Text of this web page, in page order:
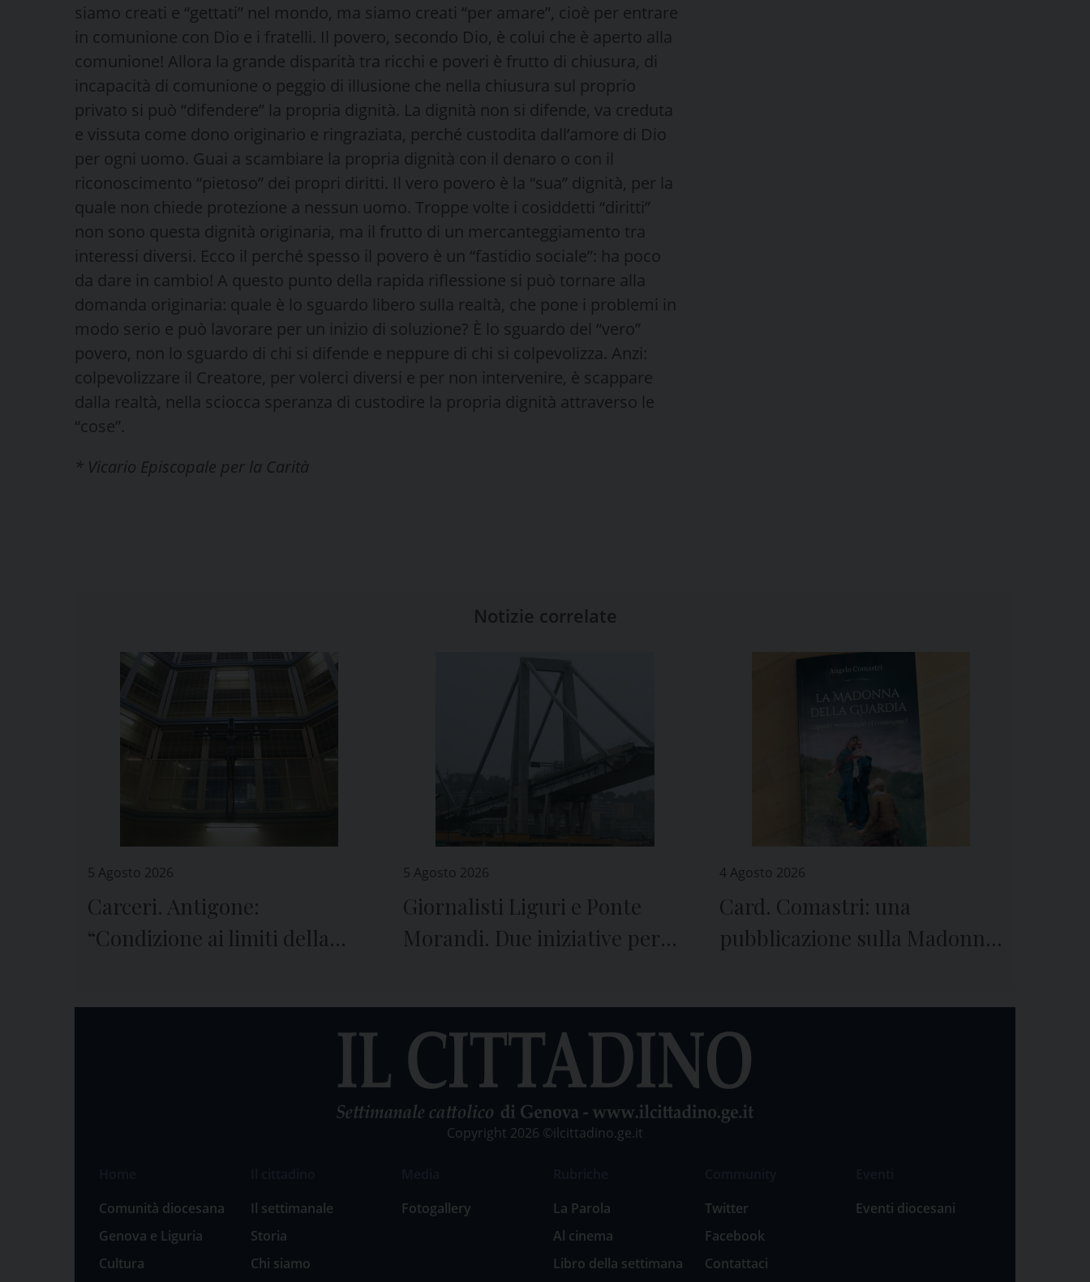
siamo creati e “gettati” nel mondo, ma siamo creati “per amare”, cioè per entrare
in comunione con Dio e i fratelli. Il povero, secondo Dio, è colui che è aperto alla
comunione! Allora la grande disparità tra ricchi e poveri è frutto di chiusura, di
incapacità di comunione o peggio di illusione che nella chiusura sul proprio
privato si può “difendere” la propria dignità. La dignità non si difende, va creduta
e vissuta come dono originario e ringraziata, perché custodita dall’amore di Dio
per ogni uomo. Guai a scambiare la propria dignità con il denaro o con il
riconoscimento “pietoso” dei propri diritti. Il vero povero è la “sua” dignità, per la
quale non chiede protezione a nessun uomo. Troppe volte i cosiddetti “diritti”
non sono questa dignità originaria, ma il frutto di un mercanteggiamento tra
interessi diversi. Ecco il perché spesso il povero è un “fastidio sociale”: ha poco
da dare in cambio! A questo punto della rapida riflessione si può tornare alla
domanda originaria: quale è lo sguardo libero sulla realtà, che pone i problemi in
modo serio e può lavorare per un inizio di soluzione? È lo sguardo del “vero”
povero, non lo sguardo di chi si difende e neppure di chi si colpevolizza. Anzi:
colpevolizzare il Creatore, per volerci diversi e per non intervenire, è scappare
dalla realtà, nella sciocca speranza di custodire la propria dignità attraverso le
“cose”.
* Vicario Episcopale per la Carità
Notizie correlate
5 Agosto 2026
Carceri. Antigone:
“Condizione ai limiti della
5 Agosto 2026
Giornalisti Liguri e Ponte
Morandi. Due iniziative per
4 Agosto 2026
Card. Comastri: una
pubblicazione sulla Madonna
preghiera
Copyright 2026 ©ilcittadino.ge.it
Comunità diocesana
Genova e Liguria
Cultura
Il settimanale
Storia
Chi siamo
Fotogallery
La Parola
Al cinema
Libro della settimana
Twitter
Facebook
Contattaci
Eventi diocesani